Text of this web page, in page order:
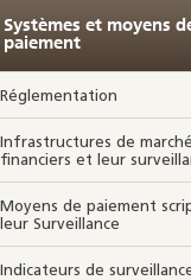
Systèmes et moyens
paiement
Réglementation
Infrastructures de
financiers et leur
Moyens de paiement
leur Surveillance
Indicateurs de